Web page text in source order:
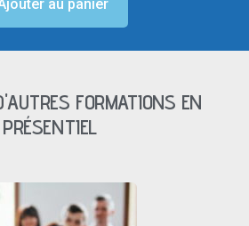
au panier
FORMATIONS EN
PRÉSENTIEL